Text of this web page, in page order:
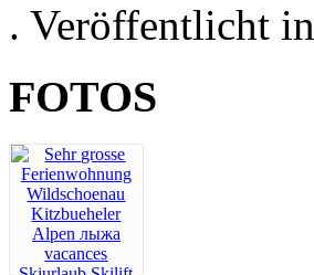
. Veröffentlicht in
FOTOS